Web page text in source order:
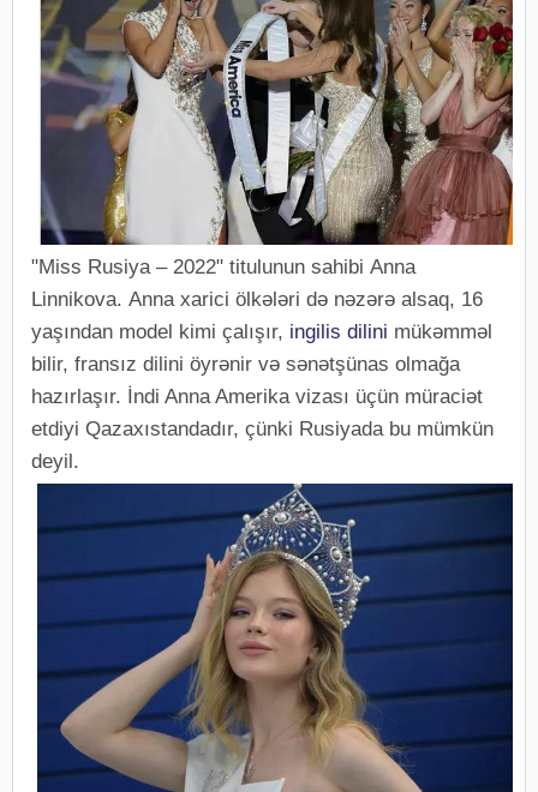
"Miss Rusiya – 2022" titulunun sahibi Anna
Linnikova. Anna xarici ölkələri də nəzərə alsaq, 16
yaşından model kimi çalışır, ingilis dilini mükəmməl
bilir, fransız dilini öyrənir və sənətşünas olmağa
hazırlaşır. İndi Anna Amerika vizası üçün müraciət
etdiyi Qazaxıstandadır, çünki Rusiyada bu mümkün
deyil.